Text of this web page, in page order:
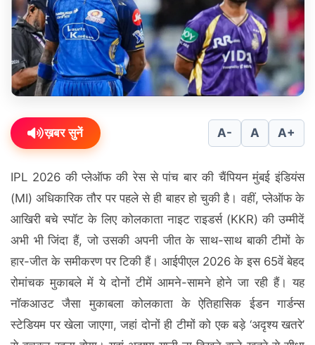
ख़बर सुनें A- A A+
IPL 2026 की प्लेऑफ की रेस से पांच बार की चैंपियन मुंबई इंडियंस
(MI) अधिकारिक तौर पर पहले से ही बाहर हो चुकी है। वहीं, प्लेऑफ के
आखिरी बचे स्पॉट के लिए कोलकाता नाइट राइडर्स (KKR) की उम्मीदें
अभी भी जिंदा हैं, जो उसकी अपनी जीत के साथ-साथ बाकी टीमों के
हार-जीत के समीकरण पर टिकी हैं। आईपीएल 2026 के इस 65वें बेहद
रोमांचक मुकाबले में ये दोनों टीमें आमने-सामने होने जा रही हैं। यह
नॉकआउट जैसा मुकाबला कोलकाता के ऐतिहासिक ईडन गार्डन्स
स्टेडियम पर खेला जाएगा, जहां दोनों ही टीमों को एक बड़े ‘अदृश्य खतरे’